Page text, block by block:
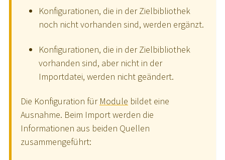
Konfigurationen, die in der Zielbibliothek
noch nicht vorhanden sind, werden ergänzt.
Konfigurationen, die in der Zielbibliothek
vorhanden sind, aber nicht in der
Importdatei, werden nicht geändert.
Die Konfiguration für Module bildet eine
Ausnahme. Beim Import werden die
Informationen aus beiden Quellen
zusammengeführt: